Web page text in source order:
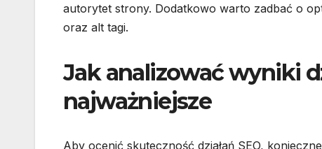
autorytet strony. Dodatkowo warto zadbać o
oraz alt tagi.
Jak analizować wyniki
najważniejsze
Aby ocenić skuteczność działań SEO,